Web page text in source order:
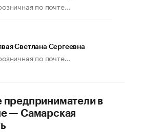
иначе». Как живет глава
по почте...
Светлана Сергеевна
по почте...
предприниматели в
— Самарская